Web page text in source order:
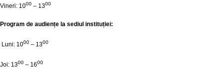
Vineri: 1000 – 1300
Program de audiențe la sediul instituției:
Luni: 1000 – 1300
Joi: 1300 – 1600